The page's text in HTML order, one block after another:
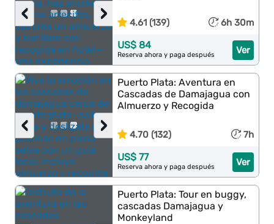
›
‹ 4.61 (139) 6h 30m
Ver
US$ 84
Reserva ahora y paga después
›
‹
Puerto Plata: Aventura en
Cascadas de Damajagua con
Almuerzo y Recogida
4.70 (132) 7h
Ver
US$ 77
Reserva ahora y paga después
Puerto Plata: Tour en buggy,
cascadas Damajagua y
Monkeyland